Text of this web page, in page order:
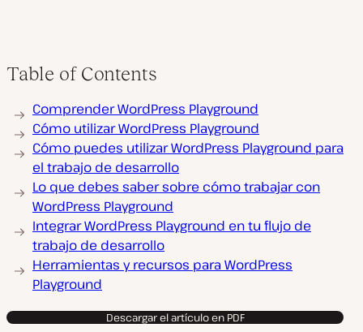
Table of Contents
Comprender WordPress Playground
Cómo utilizar WordPress Playground
Cómo puedes utilizar WordPress Playground para
el trabajo de desarrollo
Lo que debes saber sobre cómo trabajar con
WordPress Playground
Integrar WordPress Playground en tu flujo de
trabajo de desarrollo
Herramientas y recursos para WordPress
Playground
Descargar el artículo en PDF